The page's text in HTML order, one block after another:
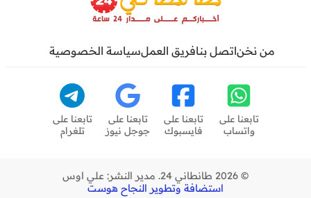
من نخناتصل بنافريق العملسياسة الخصوصية
تابعنا على
واتساب
تابعنا على
فايسبوك
تابعنا على
جوجل نيوز
تابعنا على
تلغرام
© 2026 طانطاني 24. مدير النشر: علي اوس
استضافة وتطوير النجاح هوست